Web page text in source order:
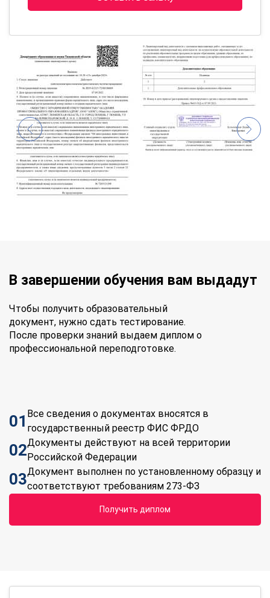
В завершении обучения вам выдадут
Чтобы получить образовательный
документ, нужно сдать тестирование.
После проверки знаний выдаем диплом о
профессиональной переподготовке.
01 Все сведения о документах вносятся в
государственный реестр ФИС ФРДО
02Документы действуют на всей территории
Российской Федерации
03Документ выполнен по установленному образцу и
соответствуют требованиям 273-ФЗ
Получить диплом